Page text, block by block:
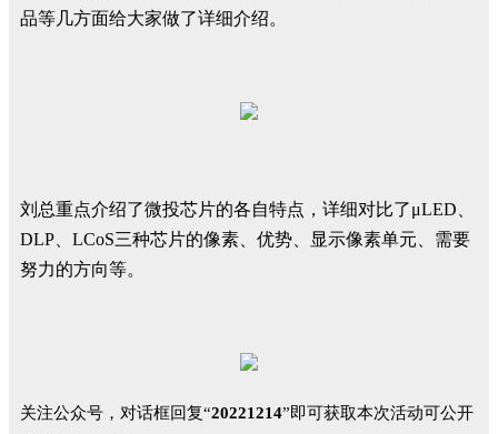
品等几方面给大家做了详细介绍。
刘总重点介绍了微投芯片的各自特点，详细对比了μLED、
DLP、LCoS三种芯片的像素、优势、显示像素单元、需要
努力的方向等。
关注公众号，对话框回复“20221214”即可获取本次活动可公开